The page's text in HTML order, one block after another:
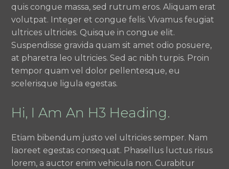
quis congue massa, sed rutrum eros. Aliquam erat
volutpat. Integer et congue felis. Vivamus feugiat
ultrices ultricies. Quisque in congue elit.
Suspendisse gravida quam sit amet odio posuere,
at pharetra leo ultricies. Sed ac nibh turpis. Proin
tempor quam vel dolor pellentesque, eu
scelerisque ligula egestas.
Hi, I Am An H3 Heading.
Etiam bibendum justo vel ultricies semper. Nam
laoreet egestas consequat. Phasellus luctus risus
lorem, a auctor enim vehicula non. Curabitur